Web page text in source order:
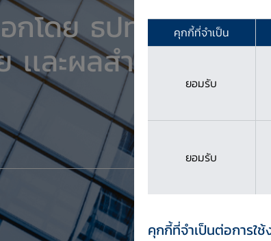
โดย ธปท. (Retail
เละผลสำรวจความเ
คุกกี้ที่จำเป็น
ยอมรับ
ยอมรับ
คุกกี้ที่จำเป็นต่อการใช้